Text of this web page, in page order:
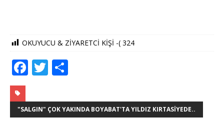
OKUYUCU & ZİYARETCİ KİŞİ -( 324
F
c
e
T
it
te
ar
e
"SALGIN" ÇOK YAKINDA BOYABAT'TA YILDIZ KIRTASIYEDE..